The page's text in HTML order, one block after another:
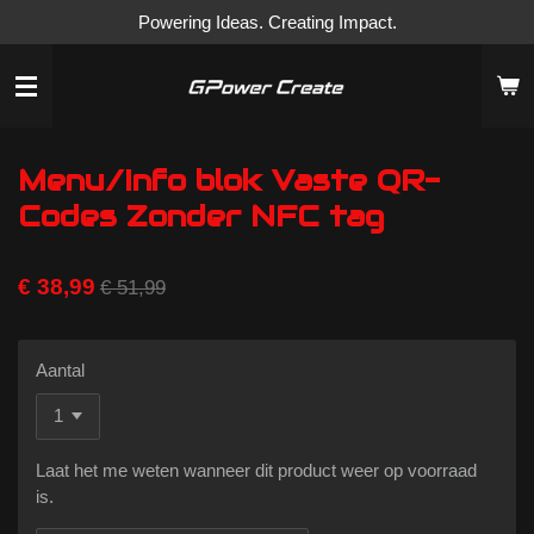
direct
naar
de
Powering Ideas. Creating Impact.
Menu/Info blok Vaste QR-
Codes Zonder NFC tag
€ 38,99 € 51,99
Aantal
Laat het me weten wanneer dit product weer op voorraad
is.